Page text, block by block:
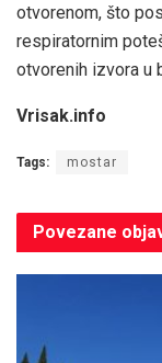
otvorenom, što
respiratornim
otvorenih izvora u
Vrisak.info
Tags: mostar
Povezane